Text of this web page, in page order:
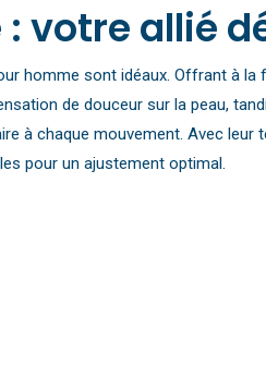
votre allié
homme sont idéaux. Offrant à
de douceur sur la peau,
à chaque mouvement. Avec
pour un ajustement optimal.